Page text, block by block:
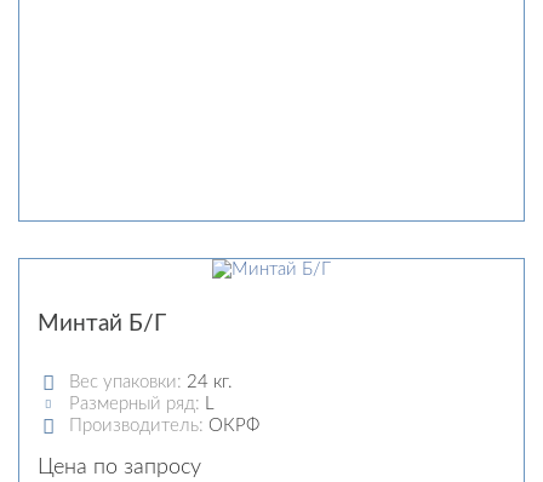
Минтай Б/Г
Вес упаковки: 24 кг.
Размерный ряд: L
Производитель: ОКРФ
Цена по запросу